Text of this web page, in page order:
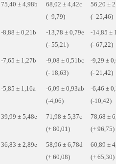
75,40 ± 4,98b
68,02 ± 4,42c
(- 9,79)
56,20 ±
(- 25,46)
-8,88 ± 0,21b
-13,78 ± 0,79e
(- 55,21)
-14,85 ±
(- 67,22)
-7,65 ± 1,27b
-9,08 ± 0,51bc
(- 18,63)
-9,29 ±
(- 21,42)
-5,85 ± 1,16a
-6,09 ± 0,93ab
(-4,06)
-6,46 ±
(-10,42)
39,99 ± 5,48e
71,98 ± 5,37c
(+ 80,01)
78,68 ±
(+ 96,75)
36,83 ± 2,89e
58,96 ± 6,78d
(+ 60,08)
60,89 ±
(+ 65,30)